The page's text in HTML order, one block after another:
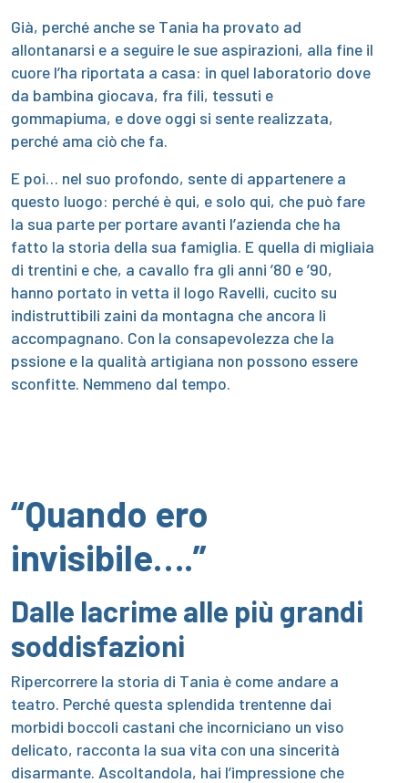
Già, perché anche se Tania ha provato ad
allontanarsi e a seguire le sue aspirazioni, alla fine il
cuore l’ha riportata a casa: in quel laboratorio dove
da bambina giocava, fra fili, tessuti e
gommapiuma, e dove oggi si sente realizzata,
perché ama ciò che fa.
E poi… nel suo profondo, sente di appartenere a
questo luogo: perché è qui, e solo qui, che può fare
la sua parte per portare avanti l’azienda che ha
fatto la storia della sua famiglia. E quella di migliaia
di trentini e che, a cavallo fra gli anni ’80 e ’90,
hanno portato in vetta il logo Ravelli, cucito su
indistruttibili zaini da montagna che ancora li
accompagnano. Con la consapevolezza che la
pssione e la qualità artigiana non possono essere
sconfitte. Nemmeno dal tempo.
“Quando ero
invisibile….”
Dalle lacrime alle più grandi
soddisfazioni
Ripercorrere la storia di Tania è come andare a
teatro. Perché questa splendida trentenne dai
morbidi boccoli castani che incorniciano un viso
delicato, racconta la sua vita con una sincerità
disarmante. Ascoltandola, hai l’impressione che